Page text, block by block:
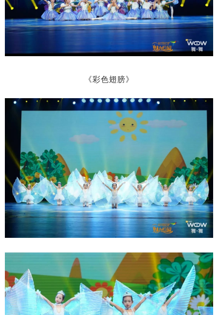
《彩色翅膀》